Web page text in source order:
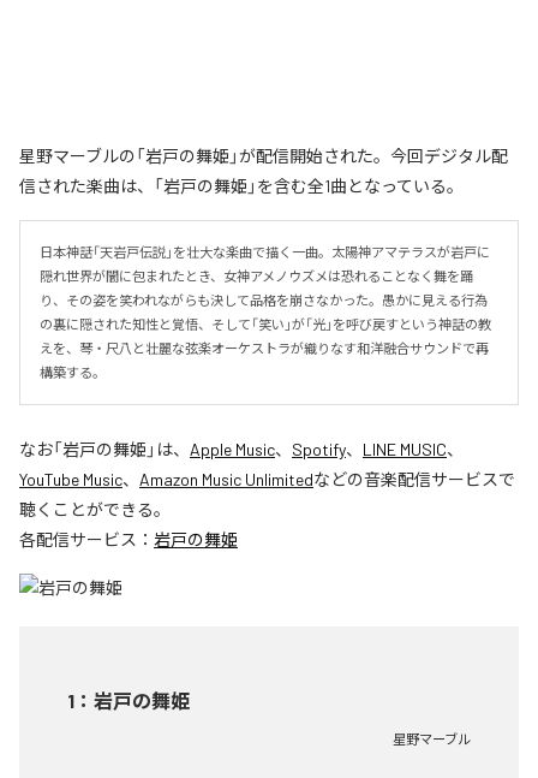
星野マーブルの「岩戸の舞姫」が配信開始された。今回デジタル配
信された楽曲は、「岩戸の舞姫」を含む全1曲となっている。
日本神話「天岩戸伝説」を壮大な楽曲で描く一曲。太陽神アマテラスが岩戸に
隠れ世界が闇に包まれたとき、女神アメノウズメは恐れることなく舞を踊
り、その姿を笑われながらも決して品格を崩さなかった。愚かに見える行為
の裏に隠された知性と覚悟、そして「笑い」が「光」を呼び戻すという神話の教
えを、琴・尺八と壮麗な弦楽オーケストラが織りなす和洋融合サウンドで再
構築する。
なお「岩戸の舞姫 」は、 Apple Music、 Spotify、 LINE MUSIC、
YouTube Music、 Amazon Music Unlimitedなどの音楽配信サービスで
聴くことができる。
各配信サービス： 岩戸の舞姫
1 ： 岩戸の舞姫
星野マーブル